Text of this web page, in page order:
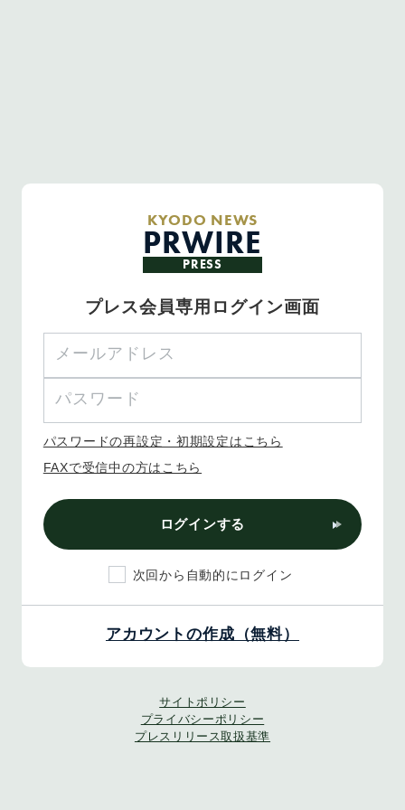
KYODO NEWS
PRWIRE
PRESS
プレス会員専用ログイン画面
パスワードの再設定・初期設定はこちら
FAXで受信中の方はこちら
ログインする
次回から自動的にログイン
アカウントの作成（無料）
サイトポリシー
プライバシーポリシー
プレスリリース取扱基準